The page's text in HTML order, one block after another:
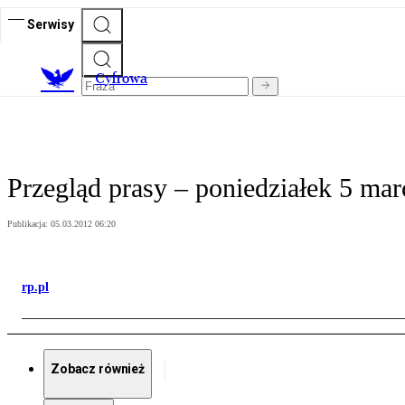
Serwisy
Cyfrowa
Przegląd prasy – poniedziałek 5
Publikacja: 05.03.2012 06:20
rp.pl
Zobacz również